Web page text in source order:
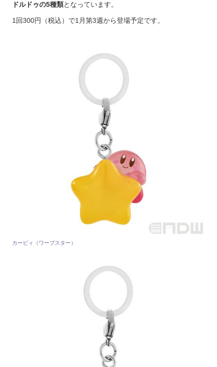
ドルドゥの5種類となっています。
1回300円（税込）で1月第3週から登場予定です。
カービィ（ワープスター）